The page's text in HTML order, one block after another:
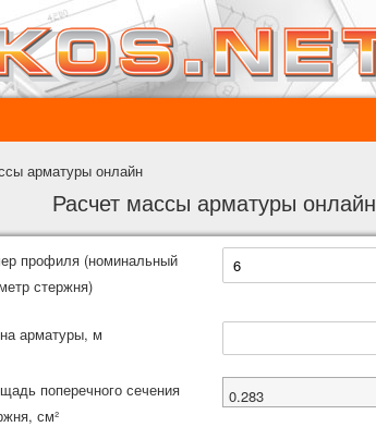
арматуры онлайн
Расчет массы арматуры онлайн
профиля (номинальный
стержня)
арматуры, м
поперечного сечения
см²
0.283